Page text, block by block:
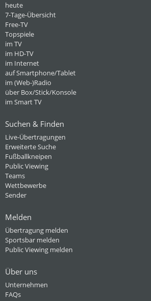
heute
7-Tage-Übersicht
Free-TV
Topspiele
im TV
im HD-TV
im Internet
auf Smartphone/Tablet
im (Web-)Radio
über Box/Stick/Konsole
im Smart TV
Suchen & Finden
Live-Übertragungen
Erweiterte Suche
Fußballkneipen
Public Viewing
Teams
Wettbewerbe
Sender
Melden
Übertragung melden
Sportsbar melden
Public Viewing melden
Über uns
Unternehmen
FAQs